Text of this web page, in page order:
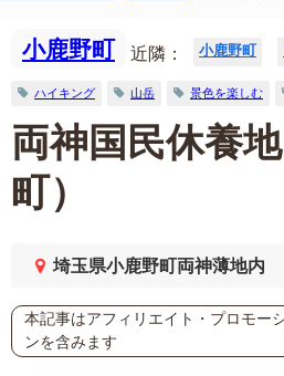
小鹿野町 近隣： 小鹿野町
ハイキング 山岳 景色を楽しむ
両神国民休養
町）
埼玉県小鹿野町両神薄地内
本記事はアフィリエイト・プロモー
ンを含みます